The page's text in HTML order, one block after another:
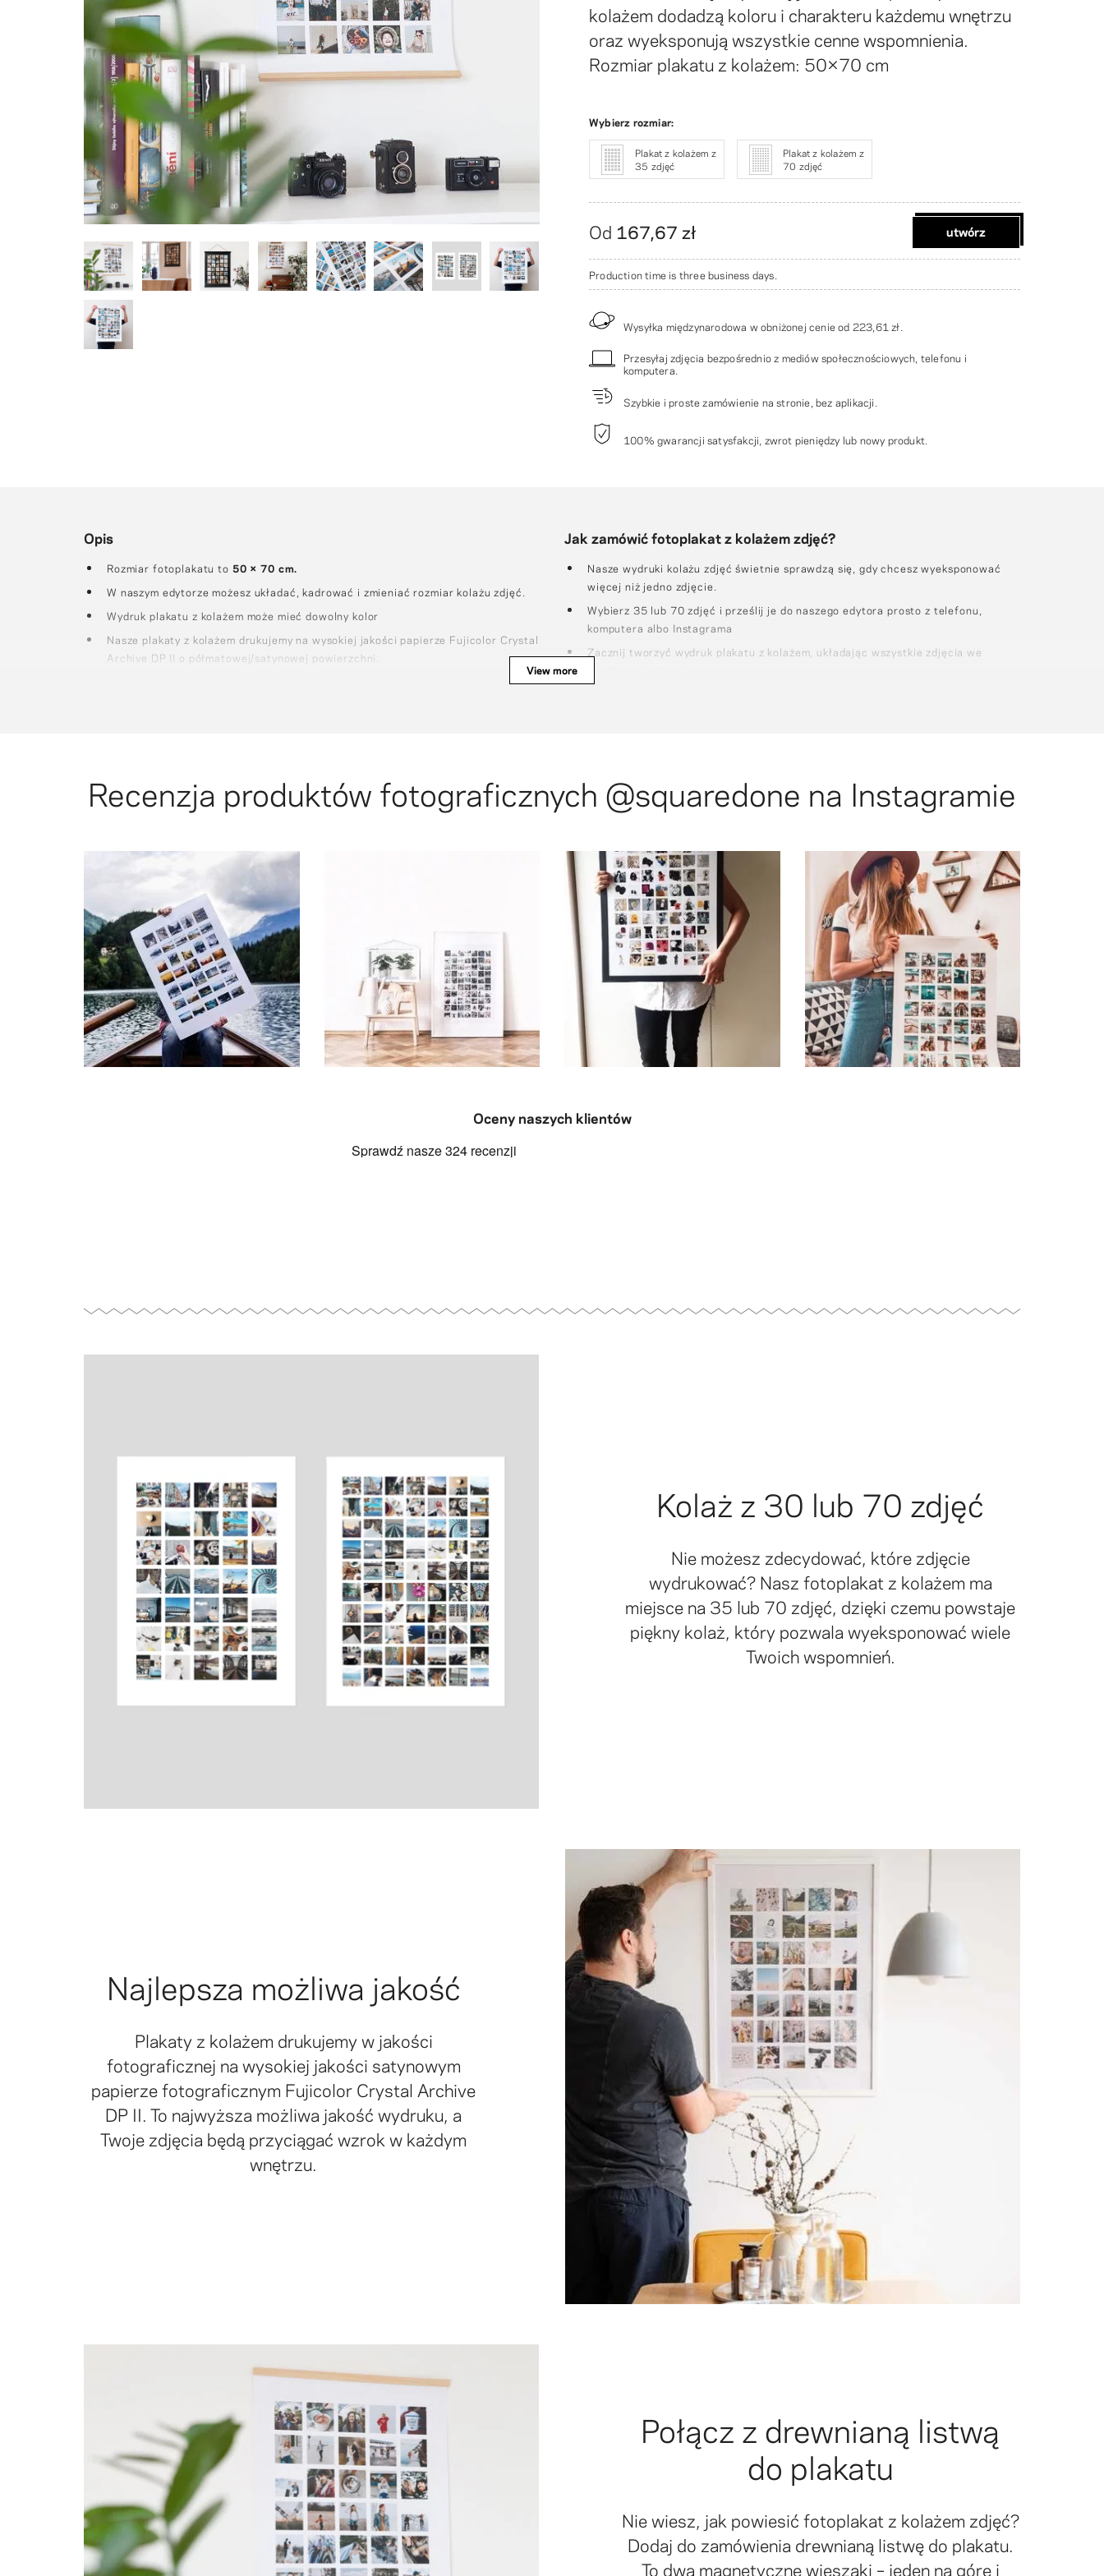
kolażem dodadzą koloru i charakteru każdemu wnętrzu
oraz wyeksponują wszystkie cenne wspomnienia.
Rozmiar plakatu z kolażem: 50×70 cm
Wybierz rozmiar:
Plakat z kolażem z
35 zdjęć
Plakat z kolażem z
70 zdjęć
Od 167,67 zł utwórz
Production time is three business days.
Wysyłka międzynarodowa w obniżonej cenie od 223,61 zł
Przesyłaj zdjęcia bezpośrednio z mediów społecznościowych, telefonu i
komputera.
Szybkie i proste zamówienie na stronie, bez aplikacji.
100% gwarancji satysfakcji, zwrot pieniędzy lub nowy produkt.
Opis
Rozmiar fotoplakatu to 50 × 70 cm.
W naszym edytorze możesz układać, kadrować i zmieniać rozmiar kolażu zdjęć.
Wydruk plakatu z kolażem może mieć dowolny kolor
Nasze plakaty z kolażem drukujemy na wysokiej jakości papierze Fujicolor Crystal
Archive DP II o półmatowej/satynowej powierzchni.
Twoje zdjęcia w kolażu będą mieć najwyższą standardową rozdzielczość obrazu
Jak zamówić fotoplakat z kolażem zdjęć?
Nasze wydruki kolażu zdjęć świetnie sprawdzą się, gdy chcesz wyeksponować
więcej niż jedno zdjęcie.
Wybierz 35 lub 70 zdjęć i prześlij je do naszego edytora prosto z telefonu,
komputera albo Instagrama
Zacznij tworzyć wydruk plakatu z kolażem, układając wszystkie zdjęcia we
View more
Recenzja produktów fotograficznych @squaredone na Instagramie
@nicolekudelkova: home sweet home
🐇 #stylishwhiterabbit #hmhome
#vyvolejto
@juuj.sk: Poster with our insta
pictures. Our office is gona be a great
place to work❤
I'm so in love with my 70 in 1 poster
💕! Thanks soooo much!
Oceny naszych klientów
Kolaż z 30 lub 70 zdjęć
Nie możesz zdecydować, które zdjęcie
wydrukować? Nasz fotoplakat z kolażem ma
miejsce na 35 lub 70 zdjęć, dzięki czemu powstaje
piękny kolaż, który pozwala wyeksponować wiele
Twoich wspomnień.
Najlepsza możliwa jakość
Plakaty z kolażem drukujemy w jakości
fotograficznej na wysokiej jakości satynowym
papierze fotograficznym Fujicolor Crystal Archive
DP II. To najwyższa możliwa jakość wydruku, a
Twoje zdjęcia będą przyciągać wzrok w każdym
wnętrzu.
Połącz z drewnianą listwą
do plakatu
Nie wiesz, jak powiesić fotoplakat z kolażem zdjęć?
Dodaj do zamówienia drewnianą listwę do plakatu.
To dwa magnetyczne wieszaki – jeden na górę i